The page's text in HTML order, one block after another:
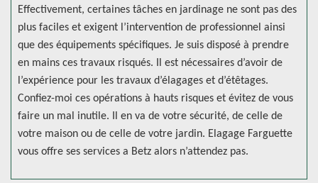
Effectivement, certaines tâches en jardinage ne sont pas des
plus faciles et exigent l’intervention de professionnel ainsi
que des équipements spécifiques. Je suis disposé à prendre
en mains ces travaux risqués. Il est nécessaires d’avoir de
l’expérience pour les travaux d’élagages et d’étêtages.
Confiez-moi ces opérations à hauts risques et évitez de vous
faire un mal inutile. Il en va de votre sécurité, de celle de
votre maison ou de celle de votre jardin. Elagage Farguette
vous offre ses services a Betz alors n’attendez pas.